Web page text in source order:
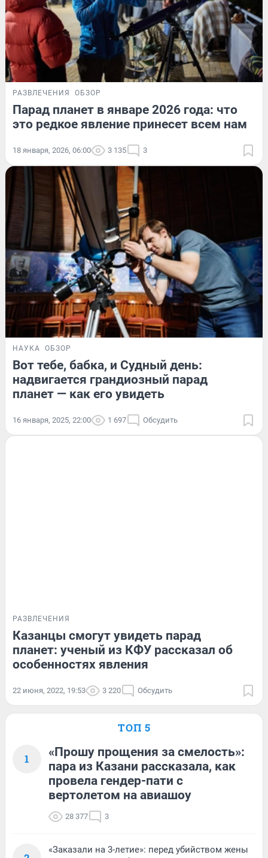
РАЗВЛЕЧЕНИЯ ОБЗОР
Парад планет в январе 2026 года: что
это редкое явление принесет всем нам
18 января, 2026, 06:00 3 135 3
НАУКА ОБЗОР
Вот тебе, бабка, и Судный день:
надвигается грандиозный парад
планет — как его увидеть
16 января, 2025, 22:00 1 697 Обсудить
РАЗВЛЕЧЕНИЯ
Казанцы смогут увидеть парад
планет: ученый из КФУ рассказал об
особенностях явления
22 июня, 2022, 19:53 3 220 Обсудить
ТОП 5
1
«Прошу прощения за смелость»:
пара из Казани рассказала, как
провела гендер-пати с
вертолетом на авиашоу
28 377 3
«Заказали на 3-летие»: перед убийством жены